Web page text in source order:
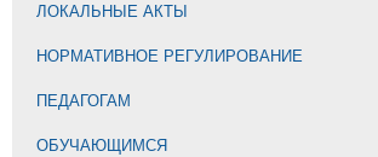
ЛОКАЛЬНЫЕ АКТЫ
НОРМАТИВНОЕ РЕГУЛИРОВАНИЕ
ПЕДАГОГАМ
ОБУЧАЮЩИМСЯ